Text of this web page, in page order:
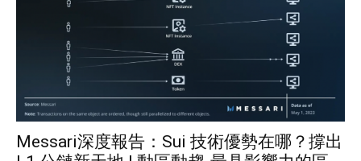
Messari深度報告：Sui 技術優勢在哪？撐出